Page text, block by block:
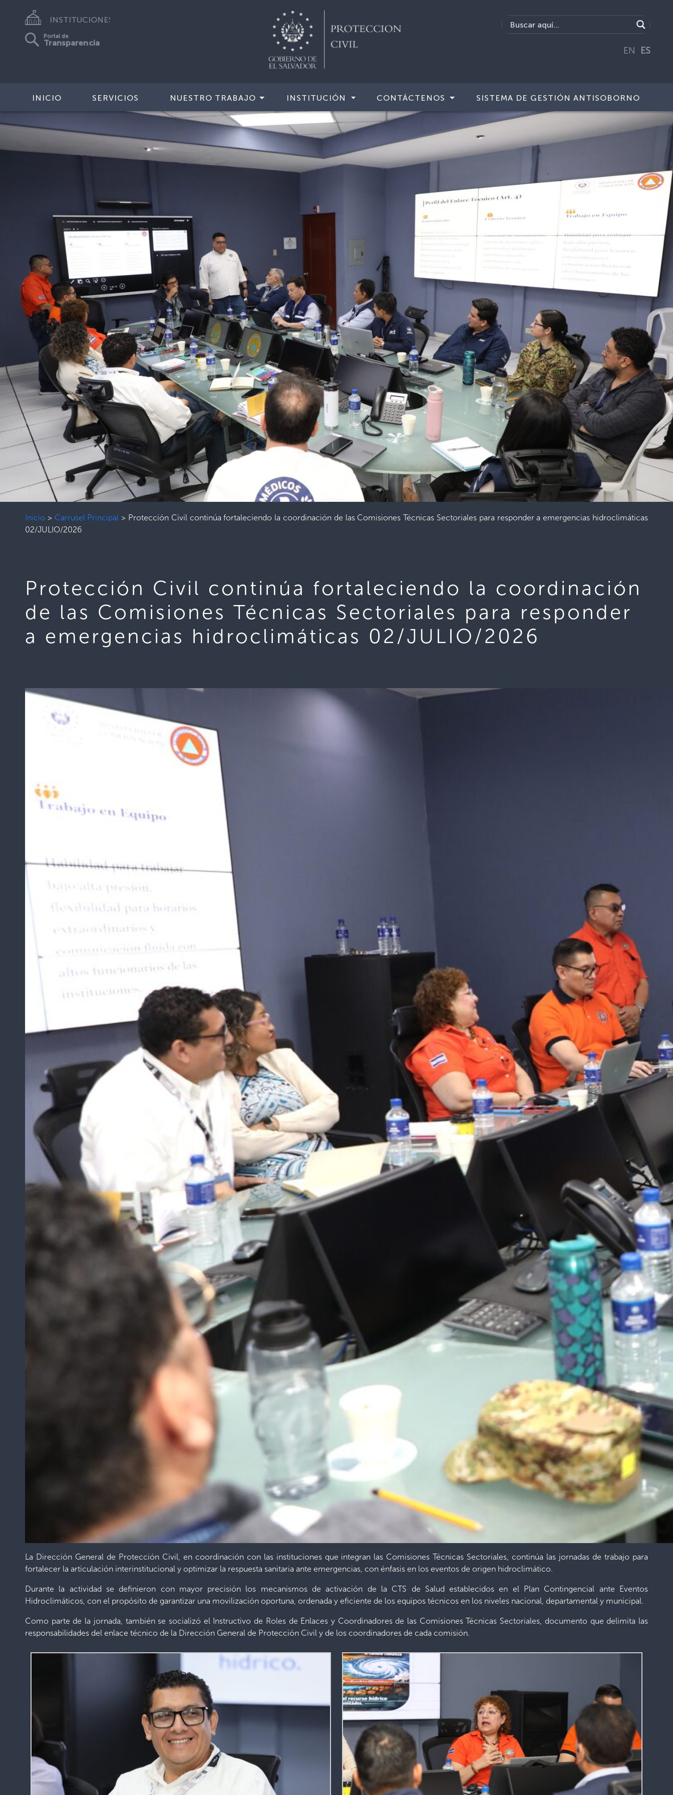
INSTITUCIONES
Portal de
Transparencia
EN ES
INICIO SERVICIOS NUESTRO TRABAJO INSTITUCIÓN CONTÁCTENOS SISTEMA DE GESTIÓN ANTISOBORNO
Inicio > Carrusel Principal > Protección Civil continúa fortaleciendo la coordinación de las Comisiones Técnicas Sectoriales para responder a emergencias hidroclimáticas
02/JULIO/2026
Protección Civil continúa fortaleciendo la coordinación
de las Comisiones Técnicas Sectoriales para responder
a emergencias hidroclimáticas 02/JULIO/2026
La Dirección General de Protección Civil, en coordinación con las instituciones que integran las Comisiones Técnicas Sectoriales, continúa las jornadas de trabajo para
fortalecer la articulación interinstitucional y optimizar la respuesta sanitaria ante emergencias, con énfasis en los eventos de origen hidroclimático.
Durante la actividad se definieron con mayor precisión los mecanismos de activación de la CTS de Salud establecidos en el Plan Contingencial ante Eventos
Hidroclimáticos, con el propósito de garantizar una movilización oportuna, ordenada y eficiente de los equipos técnicos en los niveles nacional, departamental y municipal.
Como parte de la jornada, también se socializó el Instructivo de Roles de Enlaces y Coordinadores de las Comisiones Técnicas Sectoriales, documento que delimita las
responsabilidades del enlace técnico de la Dirección General de Protección Civil y de los coordinadores de cada comisión.